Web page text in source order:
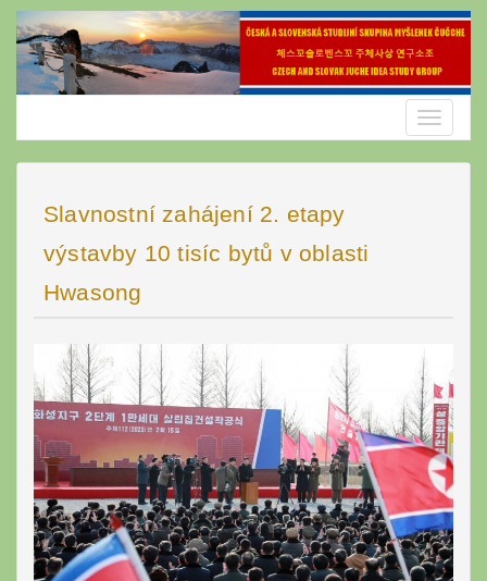
Skip
content
Toggle
Slavnostní zahájení 2. etapy
výstavby 10 tisíc bytů v oblasti
Hwasong